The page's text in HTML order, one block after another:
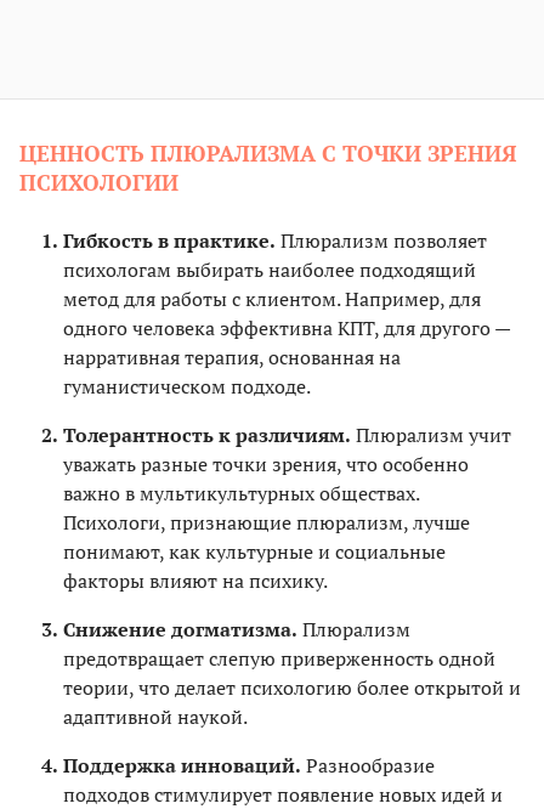
ЦЕННОСТЬ ПЛЮРАЛИЗМА С ТОЧКИ ЗРЕНИЯ
ПСИХОЛОГИИ
Гибкость в практике. Плюрализм позволяет
психологам выбирать наиболее подходящий
метод для работы с клиентом. Например, для
одного человека эффективна КПТ, для другого —
нарративная терапия, основанная на
гуманистическом подходе.
Толерантность к различиям. Плюрализм учит
уважать разные точки зрения, что особенно
важно в мультикультурных обществах.
Психологи, признающие плюрализм, лучше
понимают, как культурные и социальные
факторы влияют на психику.
Снижение догматизма. Плюрализм
предотвращает слепую приверженность одной
теории, что делает психологию более открытой и
адаптивной наукой.
Поддержка инноваций. Разнообразие
подходов стимулирует появление новых идей и